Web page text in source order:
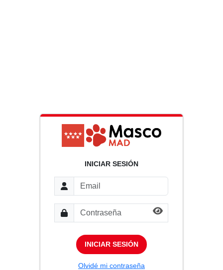
INICIAR SESIÓN
INICIAR SESIÓN
Olvidé mi contraseña